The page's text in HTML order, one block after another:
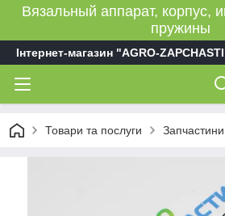
Вязальный аппарат, корпус,
пружины
Інтернет-магазин "AGRO-
Товари та послуги